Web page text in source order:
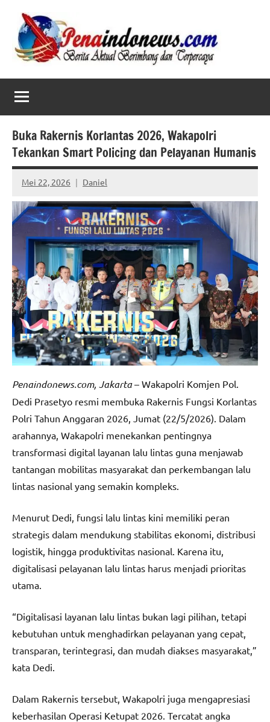
content
Buka Rakernis Korlantas 2026, Wakapolri
Tekankan Smart Policing dan Pelayanan Humanis
Mei 22, 2026 Daniel
No
comments
Penaindonews.com, Jakarta– Wakapolri Komjen Pol.
Dedi Prasetyo resmi membuka Rakernis Fungsi Korlantas
Polri Tahun Anggaran 2026, Jumat (22/5/2026). Dalam
arahannya, Wakapolri menekankan pentingnya
transformasi digital layanan lalu lintas guna menjawab
tantangan mobilitas masyarakat dan perkembangan lalu
lintas nasional yang semakin kompleks.
Menurut Dedi, fungsi lalu lintas kini memiliki peran
strategis dalam mendukung stabilitas ekonomi, distribusi
logistik, hingga produktivitas nasional. Karena itu,
digitalisasi pelayanan lalu lintas harus menjadi prioritas
utama.
“Digitalisasi layanan lalu lintas bukan lagi pilihan, tetapi
kebutuhan untuk menghadirkan pelayanan yang cepat,
transparan, terintegrasi, dan mudah diakses masyarakat,”
kata Dedi.
Dalam Rakernis tersebut, Wakapolri juga mengapresiasi
keberhasilan Operasi Ketupat 2026. Tercatat angka